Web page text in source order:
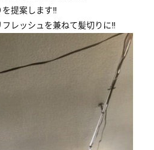
提案します‼
レッシュを兼ねて髪切りに‼